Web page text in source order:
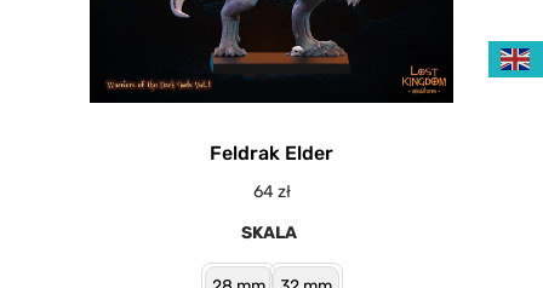
Feldrak Elder
64zł
SKALA